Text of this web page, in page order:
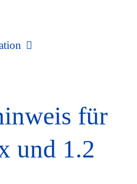
Homepage
installieren
aktualisieren
für
und 1.2